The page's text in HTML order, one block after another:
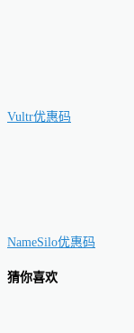
Vultr优惠码
NameSilo优惠码
猜你喜欢